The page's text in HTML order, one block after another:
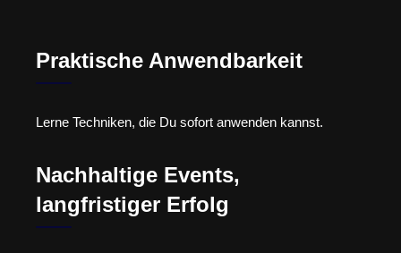
Praktische Anwendbarkeit
Lerne Techniken, die Du sofort anwenden kannst.
Nachhaltige Events,
langfristiger Erfolg